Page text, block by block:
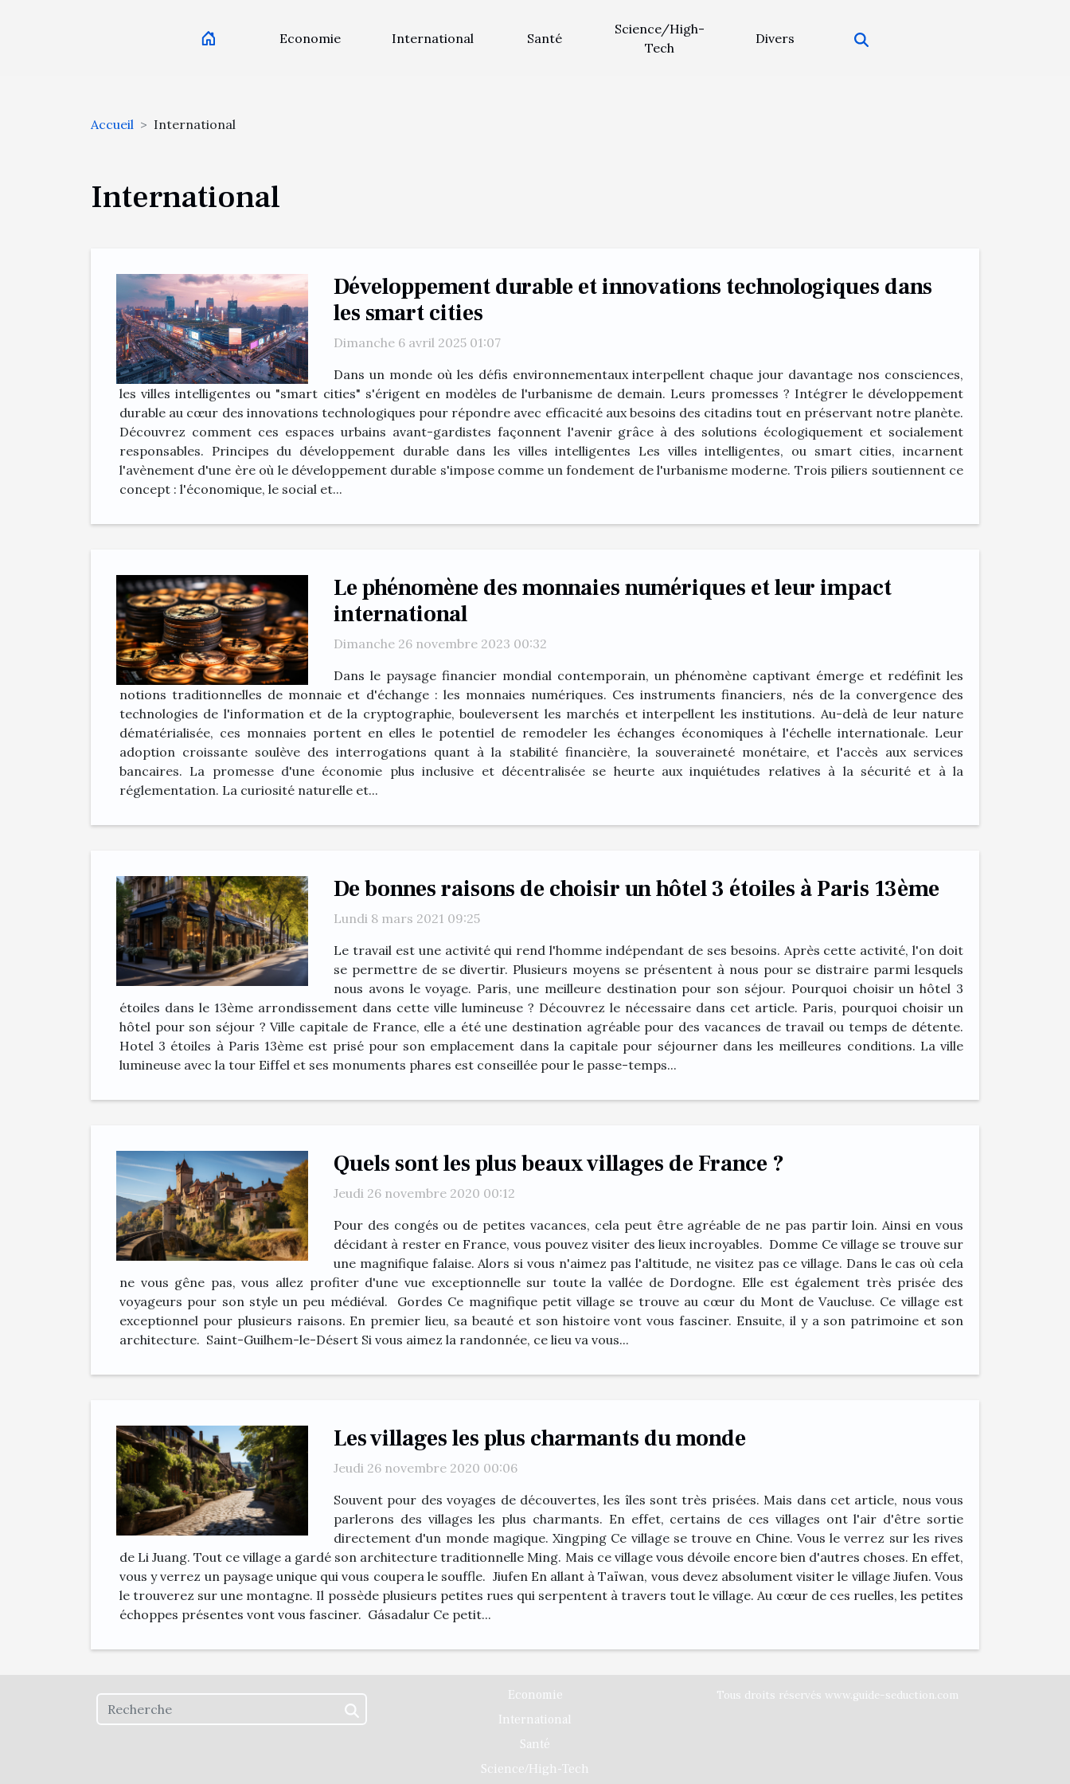
Economie International Santé
Science/High-
Tech
Divers
Accueil International
International
Développement durable et innovations technologiques dans
les smart cities
Dimanche 6 avril 2025 01:07
Dans un monde où les défis environnementaux interpellent chaque jour davantage nos consciences,
les villes intelligentes ou "smart cities" s'érigent en modèles de l'urbanisme de demain. Leurs promesses ? Intégrer le développement
durable au cœur des innovations technologiques pour répondre avec efficacité aux besoins des citadins tout en préservant notre planète.
Découvrez comment ces espaces urbains avant-gardistes façonnent l'avenir grâce à des solutions écologiquement et socialement
responsables. Principes du développement durable dans les villes intelligentes Les villes intelligentes, ou smart cities, incarnent
l'avènement d'une ère où le développement durable s'impose comme un fondement de l'urbanisme moderne. Trois piliers soutiennent ce
concept : l'économique, le social et...
Le phénomène des monnaies numériques et leur impact
international
Dimanche 26 novembre 2023 00:32
Dans le paysage financier mondial contemporain, un phénomène captivant émerge et redéfinit les
notions traditionnelles de monnaie et d'échange : les monnaies numériques. Ces instruments financiers, nés de la convergence des
technologies de l'information et de la cryptographie, bouleversent les marchés et interpellent les institutions. Au-delà de leur nature
dématérialisée, ces monnaies portent en elles le potentiel de remodeler les échanges économiques à l'échelle internationale. Leur
adoption croissante soulève des interrogations quant à la stabilité financière, la souveraineté monétaire, et l'accès aux services
bancaires. La promesse d'une économie plus inclusive et décentralisée se heurte aux inquiétudes relatives à la sécurité et à la
réglementation. La curiosité naturelle et...
De bonnes raisons de choisir un hôtel 3 étoiles à Paris 13ème
Lundi 8 mars 2021 09:25
Le travail est une activité qui rend l'homme indépendant de ses besoins. Après cette activité, l'on doit
se permettre de se divertir. Plusieurs moyens se présentent à nous pour se distraire parmi lesquels
nous avons le voyage. Paris, une meilleure destination pour son séjour. Pourquoi choisir un hôtel 3
étoiles dans le 13ème arrondissement dans cette ville lumineuse ? Découvrez le nécessaire dans cet article. Paris, pourquoi choisir un
hôtel pour son séjour ? Ville capitale de France, elle a été une destination agréable pour des vacances de travail ou temps de détente.
Hotel 3 étoiles à Paris 13ème est prisé pour son emplacement dans la capitale pour séjourner dans les meilleures conditions. La ville
lumineuse avec la tour Eiffel et ses monuments phares est conseillée pour le passe-temps...
Quels sont les plus beaux villages de France ?
Jeudi 26 novembre 2020 00:12
Pour des congés ou de petites vacances, cela peut être agréable de ne pas partir loin. Ainsi en vous
décidant à rester en France, vous pouvez visiter des lieux incroyables. Domme Ce village se trouve sur
une magnifique falaise. Alors si vous n'aimez pas l'altitude, ne visitez pas ce village. Dans le cas où cela
ne vous gêne pas, vous allez profiter d'une vue exceptionnelle sur toute la vallée de Dordogne. Elle est également très prisée des
voyageurs pour son style un peu médiéval. Gordes Ce magnifique petit village se trouve au cœur du Mont de Vaucluse. Ce village est
exceptionnel pour plusieurs raisons. En premier lieu, sa beauté et son histoire vont vous fasciner. Ensuite, il y a son patrimoine et son
architecture. Saint-Guilhem-le-Désert Si vous aimez la randonnée, ce lieu va vous...
Les villages les plus charmants du monde
Jeudi 26 novembre 2020 00:06
Souvent pour des voyages de découvertes, les îles sont très prisées. Mais dans cet article, nous vous
parlerons des villages les plus charmants. En effet, certains de ces villages ont l'air d'être sortie
directement d'un monde magique. Xingping Ce village se trouve en Chine. Vous le verrez sur les rives
de Li Juang. Tout ce village a gardé son architecture traditionnelle Ming. Mais ce village vous dévoile encore bien d'autres choses. En effet,
vous y verrez un paysage unique qui vous coupera le souffle. Jiufen En allant à Taïwan, vous devez absolument visiter le village Jiufen. Vous
le trouverez sur une montagne. Il possède plusieurs petites rues qui serpentent à travers tout le village. Au cœur de ces ruelles, les petites
échoppes présentes vont vous fasciner. Gásadalur Ce petit...
Economie
International
Santé
Science/High-Tech
Tous droits réservés www.guide-seduction.com